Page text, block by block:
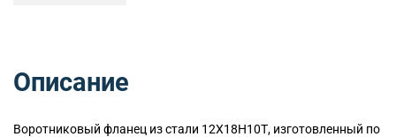
Описание
Воротниковый фланец из стали 12Х18Н10Т, изготовленный по